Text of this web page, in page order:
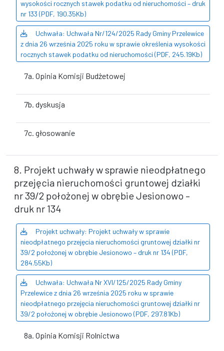
wysokości rocznych stawek podatku od nieruchomości – druk
nr 133 (PDF, 190.35Kb)
Uchwała: Uchwała Nr/124/2025 Rady Gminy Przelewice
z dnia 26 września 2025 roku w sprawie określenia wysokości
rocznych stawek podatku od nieruchomości (PDF, 245.19Kb)
7a. Opinia Komisji Budżetowej
7b. dyskusja
7c. głosowanie
8. Projekt uchwały w sprawie nieodpłatnego
przejęcia nieruchomości gruntowej działki
nr 39/2 położonej w obrębie Jesionowo –
druk nr 134
Projekt uchwały: Projekt uchwały w sprawie
nieodpłatnego przejęcia nieruchomości gruntowej działki nr
39/2 położonej w obrębie Jesionowo – druk nr 134 (PDF,
284.55Kb)
Uchwała: Uchwała Nr XVI/125/2025 Rady Gminy
Przelewice z dnia 26 września 2025 roku w sprawie
nieodpłatnego przejęcia nieruchomości gruntowej działki nr
39/2 położonej w obrębie Jesionowo (PDF, 297.81Kb)
8a. Opinia Komisji Rolnictwa